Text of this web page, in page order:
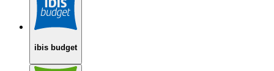
ibis budget